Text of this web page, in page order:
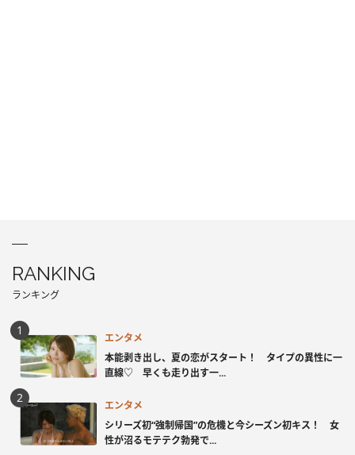
RANKING
ランキング
エンタメ
本能剥き出し、夏の恋がスタート！ タイプの異性に一
直線♡ 早くも走り出す一...
エンタメ
シリーズ初“強制帰国”の危機と今シーズン初キス！ 女
性が沼るモテテク勃発で...